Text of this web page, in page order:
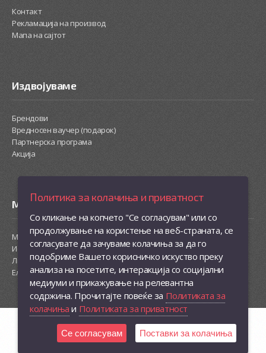
Контакт
Рекламација на производ
Мапа на сајтот
Издвојуваме
Брендови
Вредносен ваучер (подарок)
Партнерска програма
Акција
Моја сметка
Моја сметка
Историја на нарачки
Листа на желби
Електронски билтен
Политика за колачиња и приватност
Со кликање на копчето "Се согласувам" или со
продолжување на користење на веб-страната, се
согласувате да зачуваме колачиња за да го
подобриме Вашето корисничко искуство преку
анализа на посетите, интеракција со социјални
медиуми и прикажување на релевантна
содржина. Прочитајте повеќе за Политиката за
колачиња и Политиката за приватност
Се согласувам Поставки за колачиња